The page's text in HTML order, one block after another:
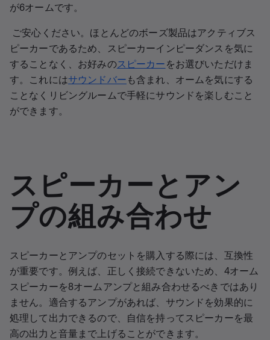
が6オームです。
ご安心ください。ほとんどのボーズ製品はアクティブス
ピーカーであるため、スピーカーインピーダンスを気に
することなく、お好みのスピーカー をお選びいただけま
す。これにはサウンドバー も含まれ、オームを気にする
ことなくリビングルームで手軽にサウンドを楽しむこと
ができます。
スピーカーとアン
プの組み合わせ
スピーカーとアンプのセットを購入する際には、互換性
が重要です。例えば、正しく接続できないため、4オーム
スピーカーを8オームアンプと組み合わせるべきではあり
ません。適合するアンプがあれば、サウンドを効果的に
処理して出力できるので、自信を持ってスピーカーを最
高の出力と音量まで上げることができます。